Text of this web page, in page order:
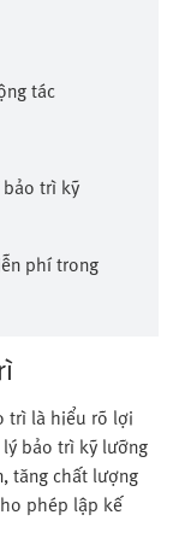
tác
trì kỹ
phí trong
trì là hiểu rõ lợi
bảo trì kỹ lưỡng
tăng chất lượng
phép lập kế